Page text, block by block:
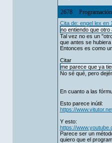
2678 Programación
Cita de: engel lex en
no entiendo que otro
Tal vez no es un
que antes se
Entonces es como
Citar
me parece que ya
No sé qué, pero
En cuanto a las
Esto parece inútil:
https://
Y esto:
https://
Parece ser un
quiero que el